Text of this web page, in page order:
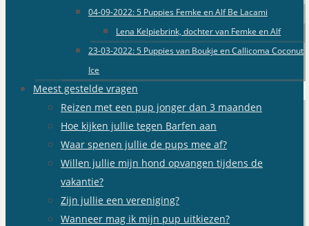
04-09-2022: 5 Puppies Femke en Alf Be Lacami
Lena Kelpiebrink, dochter van Femke en Alf
23-03-2022: 5 Puppies van Boukje en Callicoma Coconut
Ice
Meest gestelde vragen
Reizen met een pup jonger dan 3 maanden
Hoe kijken jullie tegen Barfen aan
Waar spenen jullie de pups mee af?
Willen jullie mijn hond opvangen tijdens de
vakantie?
Zijn jullie een vereniging?
Wanneer mag ik mijn pup uitkiezen?